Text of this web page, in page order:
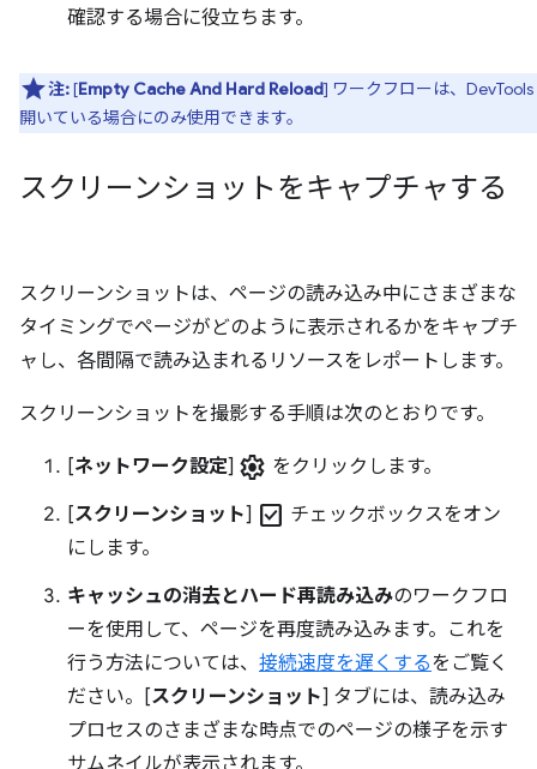
確認する場合に役立ちます。
注:[Empty Cache And Hard Reload] ワークフローは、DevTools
開いている場合にのみ使用できます。
スクリーンショットをキャプチャする
スクリーンショットは、ページの読み込み中にさまざまな
タイミングでページがどのように表示されるかをキャプチ
ャし、各間隔で読み込まれるリソースをレポートします。
スクリーンショットを撮影する手順は次のとおりです。
[ネットワーク設定] settings をクリックします。
[スクリーンショット] check_box チェックボックスをオン
にします。
キャッシュの消去とハード再読み込みのワークフロ
ーを使用して、ページを再度読み込みます。これを
行う方法については、 接続速度を遅くするをご覧く
ださい。[スクリーンショット] タブには、読み込み
プロセスのさまざまな時点でのページの様子を示す
サムネイルが表示されます。